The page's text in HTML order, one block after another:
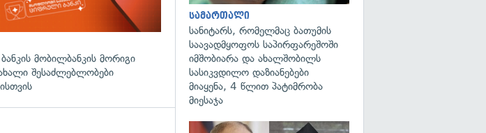
მობილბანკის მორიგი
შესაძლებლობები
სამართალი
სანიტარს, რომელმაც ბათუმის
საავადმყოფოს საპირფარეშოში
იმშობიარა და ახალშობილს
სასიკვდილო დაზიანებები
მიაყენა, 4 წლით პატიმრობა
მიესაჯა